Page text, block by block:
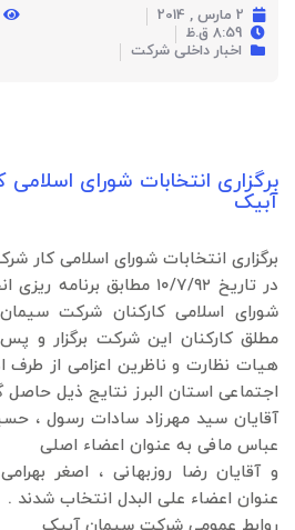
2 مارس , 2014
8:59 ق.ظ
اخبار داخلی شرکت
برگزاری انتخابات شورای
آبیک
برگزاری انتخابات شورای اسلامی کار
در تاریخ ۱۰/۷/۹۲ مطابق
شورای اسلامی کارکنان شرکت
مطلق کارکنان این شرکت برگزار و
هیات نظارت و ناظرین اعزامی از طرف
اجتماعی استان البرز نتایج ذیل حاصل
آقایان سید مهرزاد سادات رسول ،
عباس مافی به عنوان اعضاء اصلی
و آقایان رضا روزبهانی ، اصغر
عنوان اعضاء علی البدل انتخاب شدند .